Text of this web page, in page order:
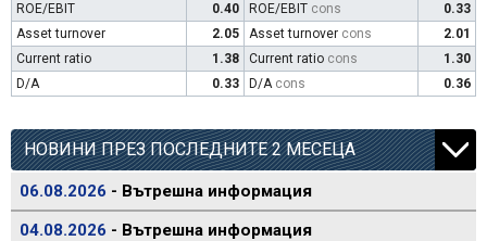
ROE/EBIT
0.40 ROE/EBIT cons
0.33
Asset turnover
2.05 Asset turnover cons
2.01
Current ratio
1.38 Current ratio cons
1.30
D/A
0.33 D/A cons 0.36
НОВИНИ ПРЕЗ ПОСЛЕДНИТЕ 2 МЕСЕЦА
06.08.2026 - Вътрешна информация
04.08.2026 - Вътрешна информация